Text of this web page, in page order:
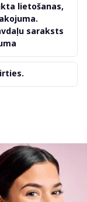
lietošanas,
saraksts